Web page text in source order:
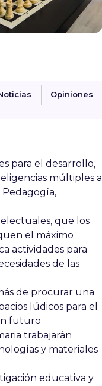
Opiniones
para el desarrollo,
múltiples a
Pedagogía,
que los
el máximo
actividades para
de las
de procurar una
lúdicos para el
futuro
trabajarán
y materiales
educativa y